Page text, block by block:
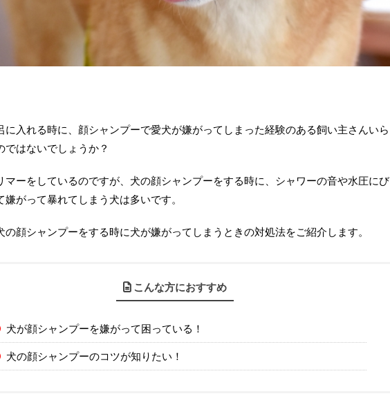
に入れる時に、顔シャンプーで愛犬が嫌がってしまった経験のある飼い主さんいら
ではないでしょうか？
マーをしているのですが、犬の顔シャンプーをする時に、シャワーの音や水圧にび
嫌がって暴れてしまう犬は多いです。
の顔シャンプーをする時に犬が嫌がってしまうときの対処法をご紹介します。
こんな方におすすめ
犬が顔シャンプーを嫌がって困っている！
犬の顔シャンプーのコツが知りたい！